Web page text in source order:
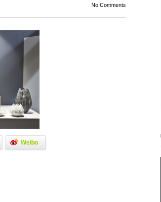
No Comments
Weibo